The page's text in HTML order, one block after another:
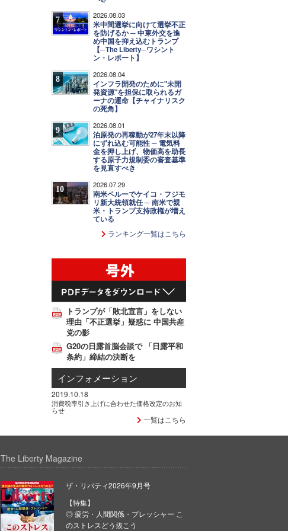
7 2026.08.03
米中間選挙に向けて選挙不正
を防げるか ─ 中東外交を進
め中国を抑え込むトランプ
【─The Liberty─ワシント
ン・レポート】
8 2026.08.04
インフラ開発のために"未開
発資源"を担保に取られるガ
ーナの運命【チャイナリスク
の死角】
9 2026.08.01
泊原発の再稼動が27年末以降
にずれ込む可能性 ─ 電気料
金を押し上げ、物価高を助長
する原子力規制委の審査基準
を見直すべき
10 2026.07.29
南米ペルーでケイコ・フジモ
リ新大統領就任 ─ 南米で親
米・トランプ支持政権が増え
ている
ランキング一覧はこちら
トランプが「敗北宣言」をしない
理由「不正選挙」疑惑に 中国共産
党の影
G20の日露首脳会談で 「日露平和
条約」締結の決断を
インフォメーション
2019.10.18
消費税率引き上げに合わせた価格改定のお知
らせ
一覧はこちら
The Liberty Magazine
ザ・リバティ2026年9月号
【特集】
◎ 疲労・人間関係・プレッシャー こ
のストレスどう抜こう